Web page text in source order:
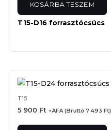
KOSÁRBA TESZEM
T15-D16 forrasztócsúcs
T15
5 900 Ft +ÁFA (Bruttó 7 493 Ft)